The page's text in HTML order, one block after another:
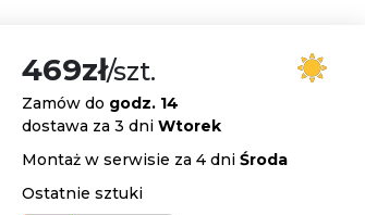
469zł/szt.
Zamów do godz. 14
dostawa za 3 dni Wtorek
Montaż w serwisie za 4 dni Środa
Ostatnie sztuki